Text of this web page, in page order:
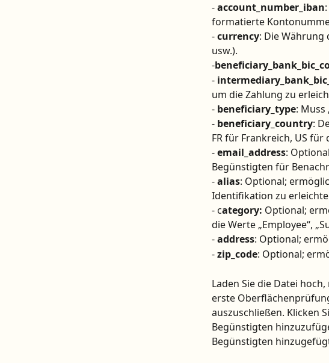
- account_number_iban
formatierte
- currency: Die Währung
usw.).
-
-
um die Zahlung zu
- beneficiary_type: Muss
- beneficiary_country:
FR für Frankreich, US für
- email_address:
Begünstigten für
- alias: Optional;
Identifikation zu
- category: Optional;
die Werte „Employee“,
- address: Optional;
- zip_code: Optional;
Laden Sie die Datei
erste
auszuschließen. Klicken
Begünstigten
Begünstigten